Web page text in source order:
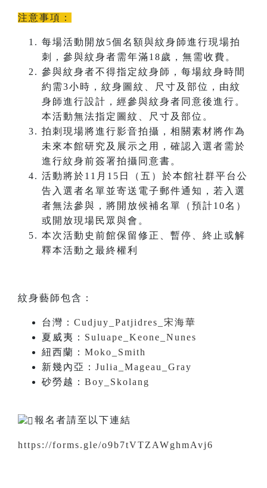
注意事項：
每場活動開放5個名額與紋身師進行現場拍
刺，參與紋身者需年滿18歲，無需收費。
參與紋身者不得指定紋身師，每場紋身時間
約需3小時，紋身圖紋、尺寸及部位，由紋
身師進行設計，經參與紋身者同意後進行。
本活動無法指定圖紋、尺寸及部位。
拍刺現場將進行影音拍攝，相關素材將作為
未來本館研究及展示之用，確認入選者需於
進行紋身前簽署拍攝同意書。
活動將於11月15日（五）於本館社群平台公
告入選者名單並寄送電子郵件通知，若入選
者無法參與，將開放候補名單（預計10名）
或開放現場民眾與會。
本次活動史前館保留修正、暫停、終止或解
釋本活動之最終權利
紋身藝師包含：
台灣： Cudjuy_Patjidres_宋海華
夏威夷： Suluape_Keone_Nunes
紐西蘭： Moko_Smith
新幾內亞： Julia_Mageau_Gray
砂勞越： Boy_Skolang
報名者請至以下連結
https://forms.gle/o9b7tVTZAWghmAvj6